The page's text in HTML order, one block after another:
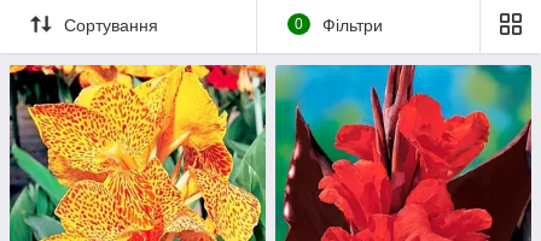
Сортування 0 Фільтри